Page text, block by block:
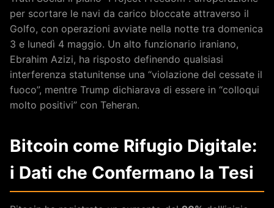
per scortare le navi da carico bloccate attraverso il
Golfo, con operazioni avviate nella notte tra domenica
3 e lunedì 4 maggio. Un alto funzionario iraniano,
Ebrahim Azizi, ha risposto definendo qualsiasi
interferenza statunitense una “violazione del cessate il
fuoco”, mentre Trump dichiarava di essere in “colloqui
molto positivi” con Teheran.
Bitcoin come Rifugio Digitale:
i Dati che Confermano la Tesi